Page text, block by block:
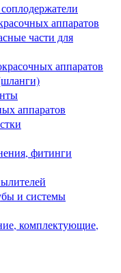
аппаратов
части для
аппаратов
аппаратов
фитинги
и системы
комплектующие,